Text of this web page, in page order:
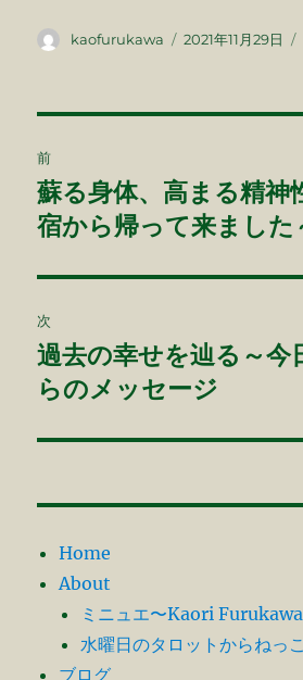
c
b
o
k
e
投
kaofurukawa
投
2021年11月29日
稿
ナ
ビ
ゲ
ー
シ
ン
前
前
の
稿:
蘇る身体、高まる精神
宿から帰って来ました
次
次
の
稿:
過去の幸せを辿る～今
らのメッセージ
Home
About
ミニュエ〜Kaori
水曜日のタロットからねっ
ブログ